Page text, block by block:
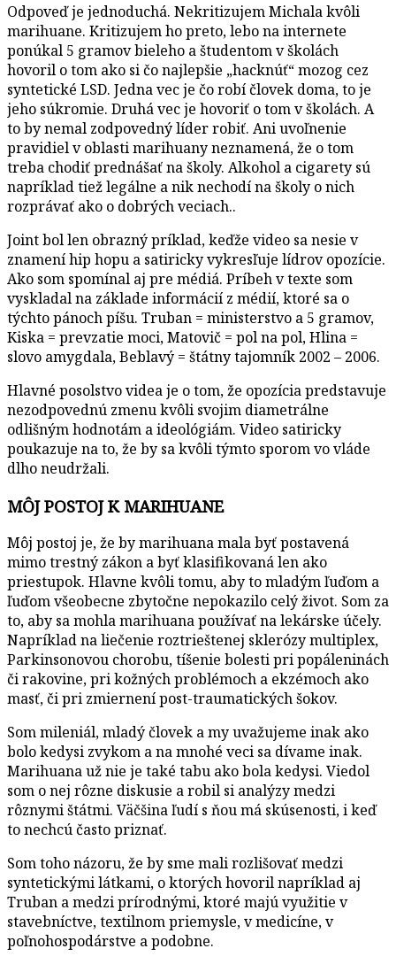
Odpoveď je jednoduchá. Nekritizujem Michala kvôli
marihuane. Kritizujem ho preto, lebo na internete
ponúkal 5 gramov bieleho a študentom v školách
hovoril o tom ako si čo najlepšie „hacknúť“ mozog cez
syntetické LSD. Jedna vec je čo robí človek doma, to je
jeho súkromie. Druhá vec je hovoriť o tom v školách. A
to by nemal zodpovedný líder robiť. Ani uvoľnenie
pravidiel v oblasti marihuany neznamená, že o tom
treba chodiť prednášať na školy. Alkohol a cigarety sú
napríklad tiež legálne a nik nechodí na školy o nich
rozprávať ako o dobrých veciach..
Joint bol len obrazný príklad, keďže video sa nesie v
znamení hip hopu a satiricky vykresľuje lídrov opozície.
Ako som spomínal aj pre médiá. Príbeh v texte som
vyskladal na základe informácií z médií, ktoré sa o
týchto pánoch píšu. Truban = ministerstvo a 5 gramov,
Kiska = prevzatie moci, Matovič = pol na pol, Hlina =
slovo amygdala, Beblavý = štátny tajomník 2002 – 2006.
Hlavné posolstvo videa je o tom, že opozícia predstavuje
nezodpovednú zmenu kvôli svojim diametrálne
odlišným hodnotám a ideológiám. Video satiricky
poukazuje na to, že by sa kvôli týmto sporom vo vláde
dlho neudržali.
MÔJ POSTOJ K MARIHUANE
Môj postoj je, že by marihuana mala byť postavená
mimo trestný zákon a byť klasifikovaná len ako
priestupok. Hlavne kvôli tomu, aby to mladým ľuďom a
ľuďom všeobecne zbytočne nepokazilo celý život. Som za
to, aby sa mohla marihuana používať na lekárske účely.
Napríklad na liečenie roztrieštenej sklerózy multiplex,
Parkinsonovou chorobu, tíšenie bolesti pri popáleninách
či rakovine, pri kožných problémoch a ekzémoch ako
masť, či pri zmiernení post-traumatických šokov.
Som mileniál, mladý človek a my uvažujeme inak ako
bolo kedysi zvykom a na mnohé veci sa dívame inak.
Marihuana už nie je také tabu ako bola kedysi. Viedol
som o nej rôzne diskusie a robil si analýzy medzi
rôznymi štátmi. Väčšina ľudí s ňou má skúsenosti, i keď
to nechcú často priznať.
Som toho názoru, že by sme mali rozlišovať medzi
syntetickými látkami, o ktorých hovoril napríklad aj
Truban a medzi prírodnými, ktoré majú využitie v
stavebníctve, textilnom priemysle, v medicíne, v
poľnohospodárstve a podobne.